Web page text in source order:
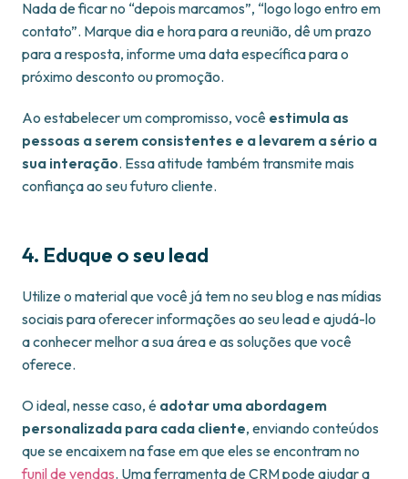
Nada de ficar no “depois marcamos”, “logo logo entro em
contato”. Marque dia e hora para a reunião, dê um prazo
para a resposta, informe uma data específica para o
próximo desconto ou promoção.
Ao estabelecer um compromisso, você estimula as
pessoas a serem consistentes e a levarem a sério a
sua interação. Essa atitude também transmite mais
confiança ao seu futuro cliente.
4. Eduque o seu lead
Utilize o material que você já tem no seu blog e nas mídias
sociais para oferecer informações ao seu lead e ajudá-lo
a conhecer melhor a sua área e as soluções que você
oferece.
O ideal, nesse caso, é adotar uma abordagem
personalizada para cada cliente, enviando conteúdos
que se encaixem na fase em que eles se encontram no
funil de vendas. Uma ferramenta de CRM pode ajudar a